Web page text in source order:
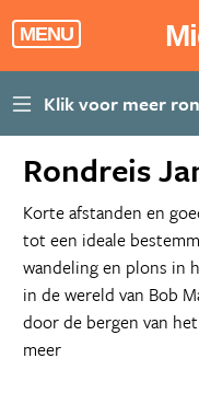
MENU
Rondreis
Korte afstanden en
tot een ideale
wandeling en plons in
in de wereld van Bob
door de bergen van
meer